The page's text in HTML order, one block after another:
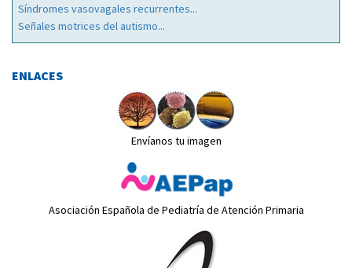
Síndromes vasovagales recurrentes...
Señales motrices del autismo...
ENLACES
Envíanos tu imagen
Asociación Española de Pediatría de Atención Primaria